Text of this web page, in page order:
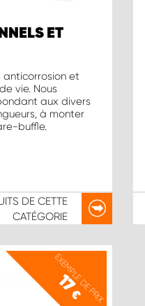
ET
et
vie. Nous
aux divers
à monter
buffle.
DE CETTE
CATÉGORIE
EXEMPLE DE PRIX
17
€